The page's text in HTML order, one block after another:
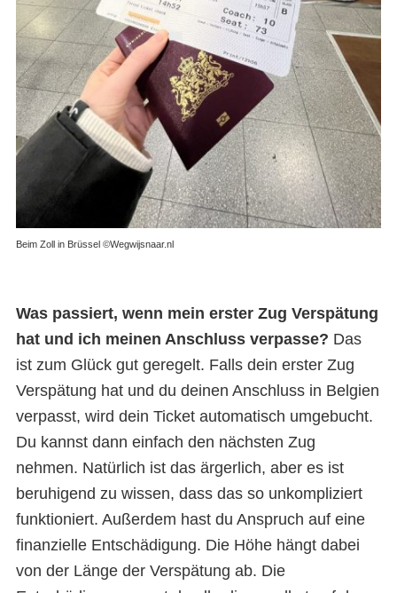
Beim Zoll in Brüssel ©Wegwijsnaar.nl
Was passiert, wenn mein erster Zug Verspätung
hat und ich meinen Anschluss verpasse? Das
ist zum Glück gut geregelt. Falls dein erster Zug
Verspätung hat und du deinen Anschluss in Belgien
verpasst, wird dein Ticket automatisch umgebucht.
Du kannst dann einfach den nächsten Zug
nehmen. Natürlich ist das ärgerlich, aber es ist
beruhigend zu wissen, dass das so unkompliziert
funktioniert. Außerdem hast du Anspruch auf eine
finanzielle Entschädigung. Die Höhe hängt dabei
von der Länge der Verspätung ab. Die